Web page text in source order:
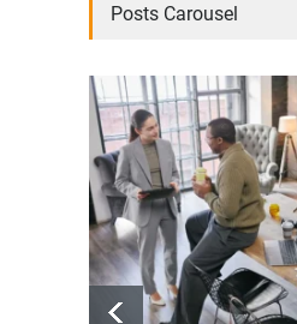
Posts Carousel